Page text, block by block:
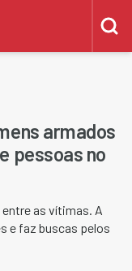
armados
pessoas no
as vítimas. A
e faz buscas pelos